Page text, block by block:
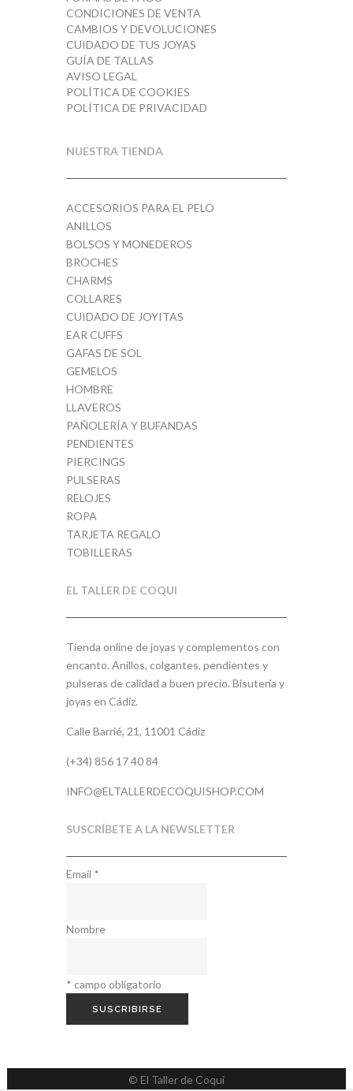
CONDICIONES DE VENTA
CAMBIOS Y DEVOLUCIONES
CUIDADO DE TUS JOYAS
GUÍA DE TALLAS
AVISO LEGAL
POLÍTICA DE COOKIES
POLÍTICA DE PRIVACIDAD
NUESTRA TIENDA
ACCESORIOS PARA EL PELO
ANILLOS
BOLSOS Y MONEDEROS
BROCHES
CHARMS
COLLARES
CUIDADO DE JOYITAS
EAR CUFFS
GAFAS DE SOL
GEMELOS
HOMBRE
LLAVEROS
PAÑOLERÍA Y BUFANDAS
PENDIENTES
PIERCINGS
PULSERAS
RELOJES
ROPA
TARJETA REGALO
TOBILLERAS
EL TALLER DE COQUI
Tienda online de joyas y complementos con
encanto. Anillos, colgantes, pendientes y
pulseras de calidad a buen precio. Bisutería y
joyas en Cádiz.
Calle Barrié, 21, 11001 Cádiz
(+34) 856 17 40 84
INFO@ELTALLERDECOQUISHOP.COM
SUSCRÍBETE A LA NEWSLETTER
Email *
Nombre
* campo obligatorio
© El Taller de Coqui